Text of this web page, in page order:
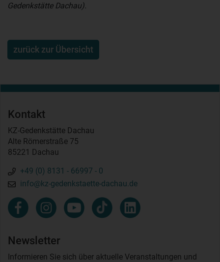
Gedenkstätte Dachau).
zurück zur Übersicht
Kontakt
KZ-Gedenkstätte Dachau
Alte Römerstraße 75
85221 Dachau
+49 (0) 8131 - 66997 - 0
info@kz-gedenkstaette-dachau.de
Newsletter
Informieren Sie sich über aktuelle Veranstaltungen und